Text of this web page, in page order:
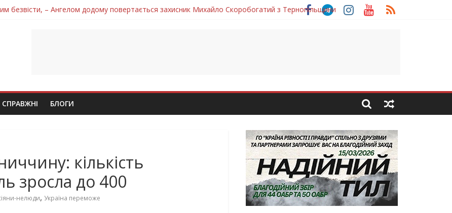
безвісти, – Ангелом додому повертається захисник Михайло Скоробогатий з Тернопільщини
захисника Володимира Вельму
Петро Федів повертається до рідного дому «на щиті»
захисника Володимира Дичку
СПРАВЖНІ БЛОГИ
кількість
зросла до 400
нелюди, Україна переможе